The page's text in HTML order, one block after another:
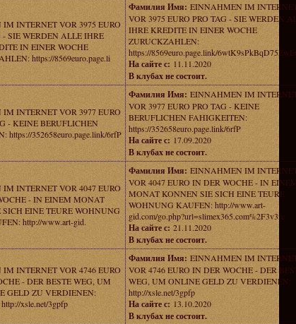
INTERNET VOR 3975 EURO
- SIE WERDEN ALLE IHRE
IN EINER WOCHE
https://8569euro.page.li
Фамилия Имя: EINNAHMEN IM
VOR 3975 EURO PRO TAG - SIE WERDEN
IHRE KREDITE IN EINER WOCHE
ZURUCKZAHLEN:
https://8569euro.page.link/
На сайте с: 11.11.2020
В клубах не состоит.
INTERNET VOR 3977 EURO
- KEINE BERUFLICHEN
https://352658euro.page.link/6rfP
Фамилия Имя: EINNAHMEN IM
VOR 3977 EURO PRO TAG - KEINE
BERUFLICHEN FAHIGKEITEN:
https://352658euro.page.link/6rfP
На сайте с: 17.09.2020
В клубах не состоит.
INTERNET VOR 4047 EURO
- IN EINEM MONAT
EINE TEURE WOHNUNG
http://www.art-gid.
Фамилия Имя: EINNAHMEN IM
VOR 4047 EURO IN DER WOCHE - IN EINEM
MONAT KONNEN SIE SICH EINE TEURE
WOHNUNG KAUFEN: http://www.art-
gid.com/go.php?url=slimex365.com%2F3v3re
На сайте с: 21.11.2020
В клубах не состоит.
INTERNET VOR 4746 EURO
- DER BESTE WEG, UM
GELD ZU VERDIENEN:
http://xsle.net/3gpfp
Фамилия Имя: EINNAHMEN IM
VOR 4746 EURO IN DER WOCHE - DER
WEG, UM ONLINE GELD ZU VERDIENEN:
http://xsle.net/3gpfp
На сайте с: 13.10.2020
В клубах не состоит.